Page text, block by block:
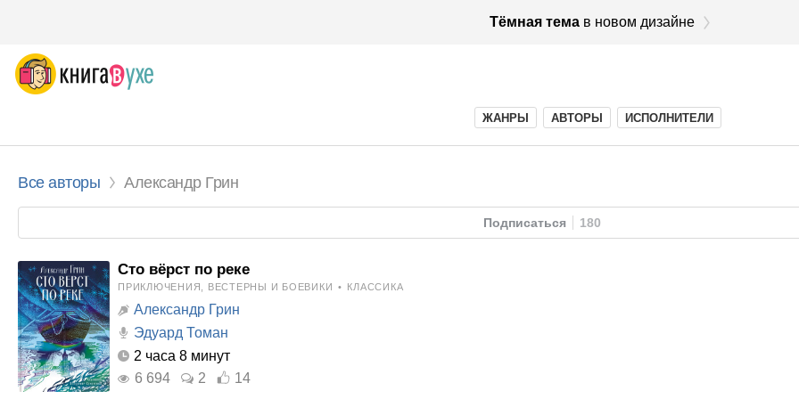
Тёмная темав новом дизайне
ЖАНРЫ АВТОРЫ ИСПОЛНИТЕЛИ
Все авторы Александр Грин
Подписаться 180
Сто вёрст по реке
ПРИКЛЮЧЕНИЯ, ВЕСТЕРНЫ И БОЕВИКИ • КЛАССИКА
Александр Грин
Эдуард Томан
2 часа 8 минут
6 694
2 14